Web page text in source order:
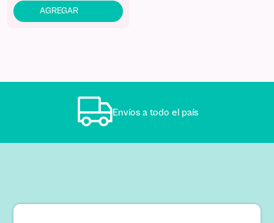
Envíos a todo el país